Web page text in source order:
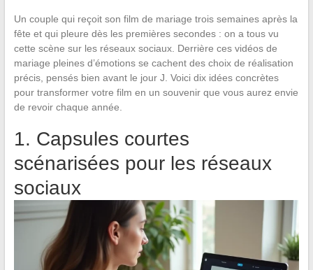
Un couple qui reçoit son film de mariage trois semaines après la
fête et qui pleure dès les premières secondes : on a tous vu
cette scène sur les réseaux sociaux. Derrière ces vidéos de
mariage pleines d’émotions se cachent des choix de réalisation
précis, pensés bien avant le jour J. Voici dix idées concrètes
pour transformer votre film en un souvenir que vous aurez envie
de revoir chaque année.
1. Capsules courtes
scénarisées pour les réseaux
sociaux